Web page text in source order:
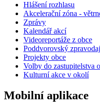
Hlášení rozhlasu
Akcelerační zóna -
Zprávy
Kalendář akcí
Videoreportáže z obce
Poddvorovský zpravodaj
Projekty obce
Volby do zastupitelstva
Kulturní akce v okolí
Mobilní aplikace